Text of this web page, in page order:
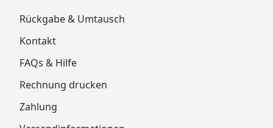
Rückgabe & Umtausch
Kontakt
FAQs & Hilfe
Rechnung drucken
Zahlung